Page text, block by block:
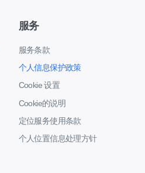
服务
服务条款
个人信息保护政策
Cookie 设置
Cookie的说明
定位服务使用条款
个人位置信息处理方针